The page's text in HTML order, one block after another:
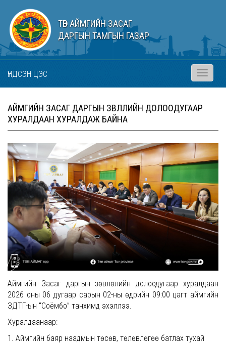
ТӨВ АЙМГИЙН ЗАСАГ
ДАРГЫН ТАМГЫН ГАЗАР
ҮНДСЭН ЦЭС
Toggle
АЙМГИЙН ЗАСАГ ДАРГЫН ЗӨВЛӨЛИЙН ДОЛООДУГААР
ХУРАЛДААН ХУРАЛДАЖ БАЙНА
Аймгийн Засаг даргын зөвлөлийн долоодугаар хуралдаан
2026 оны 06 дугаар сарын 02-ны өдрийн 09:00 цагт аймгийн
ЗДТГ-ын “Соёмбо” танхимд эхэллээ.
Хуралдаанаар:
1. Аймгийн баяр наадмын төсөв, төлөвлөгөө батлах тухай